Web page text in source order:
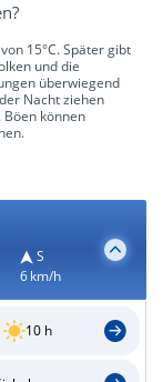
15°C. Später gibt
und die
überwiegend
Nacht ziehen
können
S
6 km/h
10 h